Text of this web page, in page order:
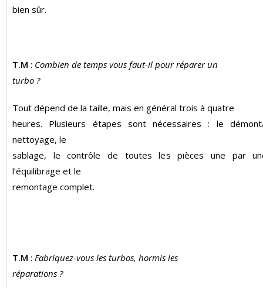
bien sûr.
T.M : Combien de temps vous faut-il pour réparer un
turbo ?
Tout dépend de la taille, mais en général trois à quatre
heures. Plusieurs étapes sont nécessaires : le
nettoyage, le
sablage, le contrôle de toutes les pièces une par
l’équilibrage et le
remontage complet.
T.M : Fabriquez-vous les turbos, hormis les
réparations ?